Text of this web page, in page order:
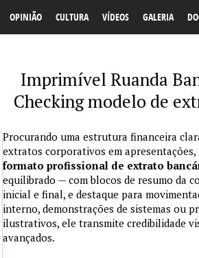
OPINIÃO CULTURA VÍDEOS GALERIA
Imprimível Ruanda
Checking modelo de
Procurando uma estrutura financeira
extratos corporativos em
formato profissional de extrato
equilibrado — com blocos de resumo da
inicial e final, e destaque para
interno, demonstrações de sistemas ou
ilustrativos, ele transmite credibilidade
avançados.